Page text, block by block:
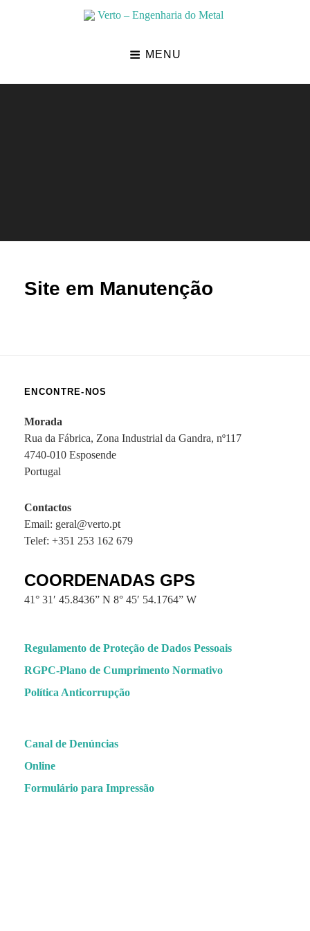
MENU
Site em Manutenção
ENCONTRE-NOS
Morada
Rua da Fábrica, Zona Industrial da Gandra, nº117
4740-010 Esposende
Portugal
Contactos
Email: geral@verto.pt
Telef: +351 253 162 679
COORDENADAS GPS
41° 31′ 45.8436” N 8° 45′ 54.1764” W
Regulamento de Proteção de Dados Pessoais
RGPC-Plano de Cumprimento Normativo
Política Anticorrupção
Canal de Denúncias
Online
Formulário para Impressão